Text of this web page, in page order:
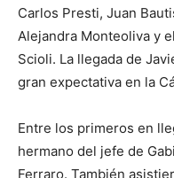
Carlos Presti, Juan
Alejandra Monteoliva y
Scioli. La llegada de
gran expectativa en la
Entre los primeros en
hermano del jefe de
Ferraro. También